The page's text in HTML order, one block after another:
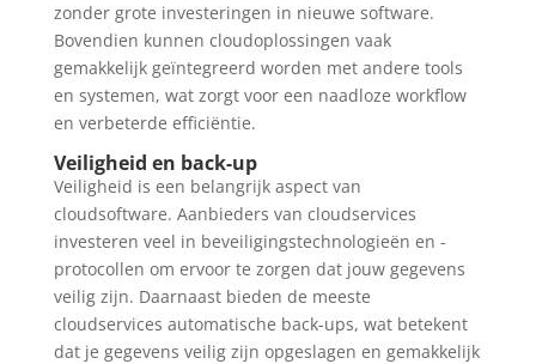
zonder grote investeringen in nieuwe software.
Bovendien kunnen cloudoplossingen vaak
gemakkelijk geïntegreerd worden met andere tools
en systemen, wat zorgt voor een naadloze workflow
en verbeterde efficiëntie.
Veiligheid en back-up
Veiligheid is een belangrijk aspect van
cloudsoftware. Aanbieders van cloudservices
investeren veel in beveiligingstechnologieën en -
protocollen om ervoor te zorgen dat jouw gegevens
veilig zijn. Daarnaast bieden de meeste
cloudservices automatische back-ups, wat betekent
dat je gegevens veilig zijn opgeslagen en gemakkelijk